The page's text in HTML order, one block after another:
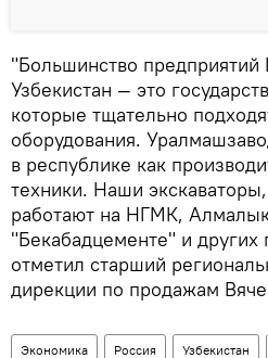
"Большинство предприятий
Узбекистан — это
которые тщательно
оборудования.
в республике как
техники. Наши
работают на НГМК,
"Бекабадцементе" и других
отметил старший
дирекции по продажам
Экономика Россия Узбекистан